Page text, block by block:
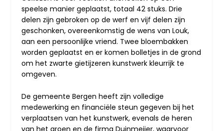
speelse manier geplaatst, totaal 42 stuks. Drie
delen zijn gebroken op de werf en vijf delen zijn
geschonken, overeenkomstig de wens van Louk,
aan een persoonlijke vriend. Twee bloembakken
worden geplaatst en er komen bolletjes in de grond
om het zwarte gietijzeren kunstwerk kleurrijk te
omgeven.
De gemeente Bergen heeft zijn volledige
medewerking en financiële steun gegeven bij het
verplaatsen van het kunstwerk, evenals de heren
van het groen en de firma Duinmeijer, waarvoor